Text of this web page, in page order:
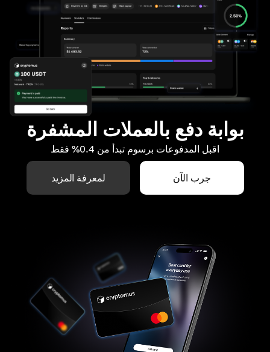
بوابة دفع بالعملات المشفرة
اقبل المدفوعات برسوم تبدأ من 0.4% فقط
جرب الآن لمعرفة المزيد